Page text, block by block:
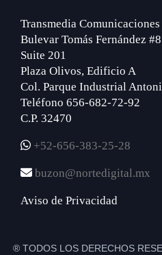
Transmedia Comunicaciones
Bulevar Tomás Fernández
Suite 201
Plaza Olivos, Edificio A
Col. Parque Industrial
Teléfono 656-682-72-92
C.P. 32470
+52-656-383-25-28
buzon@nortedigital.mx
Aviso de Privacidad
® TODOS LOS DERECHOS